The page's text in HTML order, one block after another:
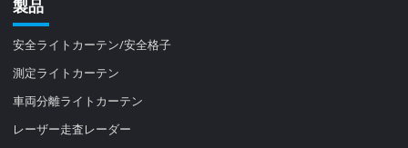
製品
安全ライトカーテン/安全格子
測定ライトカーテン
車両分離ライトカーテン
レーザー走査レーダー